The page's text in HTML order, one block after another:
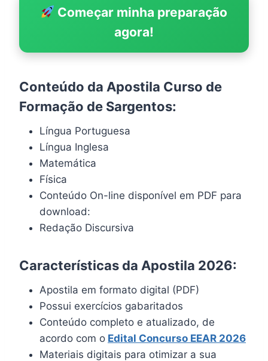
Começar minha preparação
agora!
Conteúdo da Apostila Curso de
Formação de Sargentos:
Língua Portuguesa
Língua Inglesa
Matemática
Física
Conteúdo On-line disponível em PDF para
download:
Redação Discursiva
Características da Apostila 2026:
Apostila em formato digital (PDF)
Possui exercícios gabaritados
Conteúdo completo e atualizado, de
acordo com o Edital Concurso EEAR 2026
Materiais digitais para otimizar a sua